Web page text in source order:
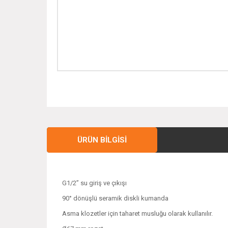
ÜRÜN BILGISI
G1/2” su giriş ve çıkışı
90° dönüşlü seramik diskli kumanda
Asma klozetler için taharet musluğu olarak kullanılır.